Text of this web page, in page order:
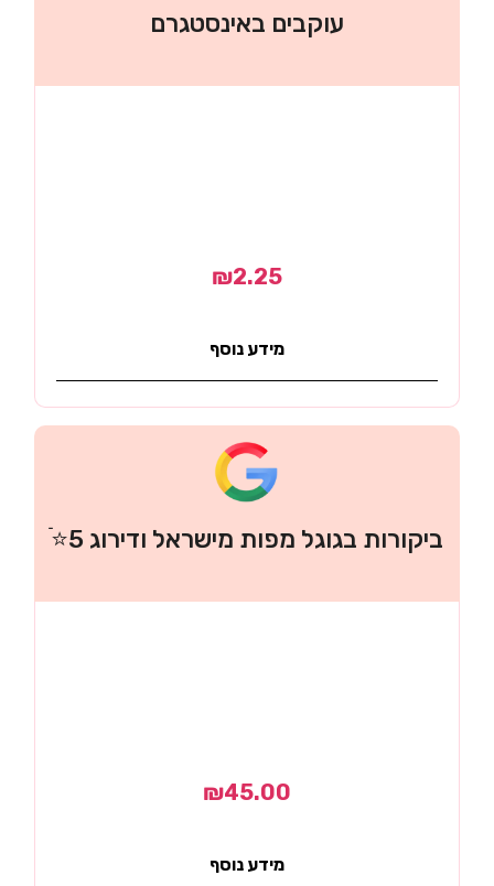
עוקבים באינסטגרם
₪2.25
מידע נוסף
ביקורות בגוגל מפות מישראל ודירוג 5⭐ֿ
₪45.00
מידע נוסף